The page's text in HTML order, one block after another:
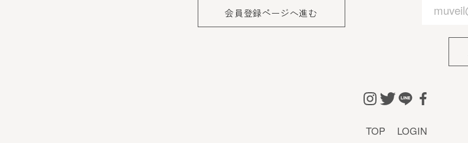
会員登録ページへ進む
TOP LOGIN